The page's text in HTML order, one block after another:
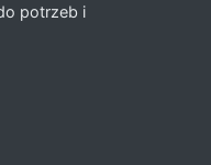
potrzeb i